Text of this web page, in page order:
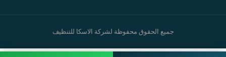
جميع الحقوق محفوظة لشركة الاسكا للتنظيف